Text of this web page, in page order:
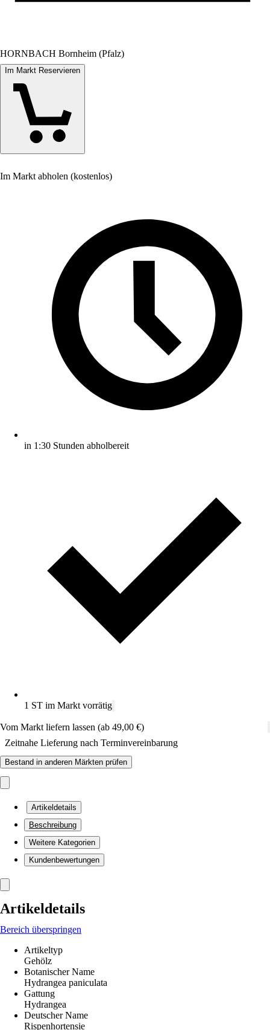
HORNBACH Bornheim (Pfalz)
Im Markt Reservieren
Im Markt abholen (kostenlos)
in 1:30 Stunden abholbereit
1 ST im Markt vorrätig
Vom Markt liefern lassen (ab 49,00 €)
Zeitnahe Lieferung nach Terminvereinbarung
Bestand in anderen Märkten prüfen
Artikeldetails
Beschreibung
Weitere Kategorien
Kundenbewertungen
Artikeldetails
Bereich überspringen
Artikeltyp
Gehölz
Botanischer Name
Hydrangea paniculata
Gattung
Hydrangea
Deutscher Name
Rispenhortensie